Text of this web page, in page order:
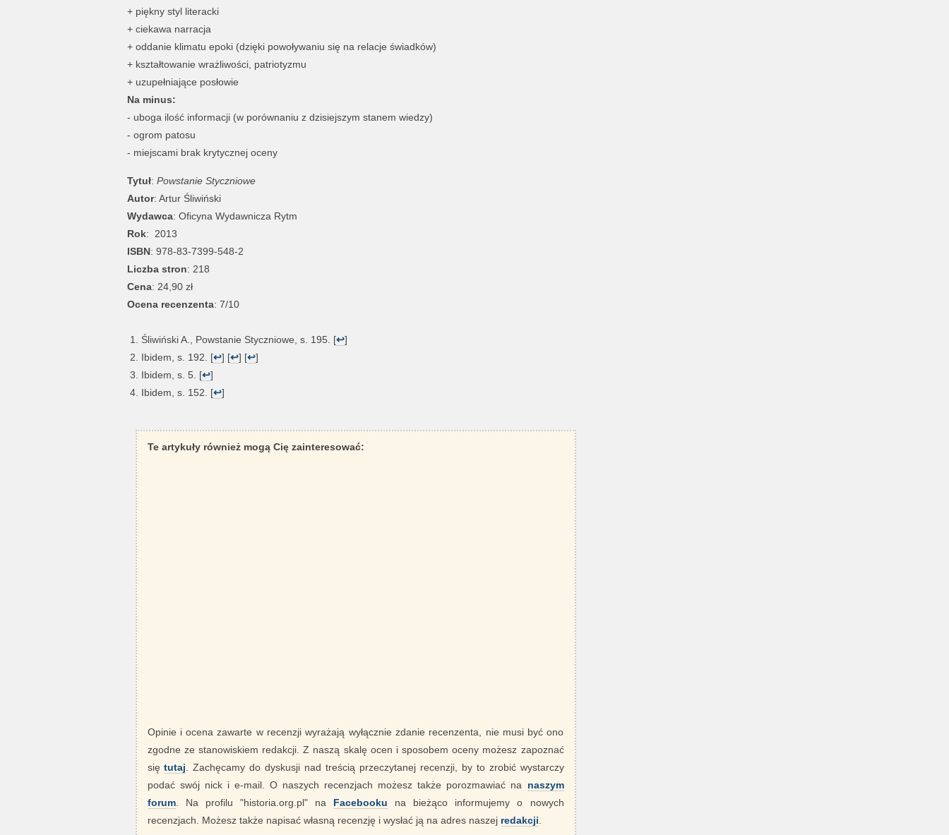
+ piękny styl literacki
+ ciekawa narracja
+ oddanie klimatu epoki (dzięki powoływaniu się na relacje świadków)
+ kształtowanie wrażliwości, patriotyzmu
+ uzupełniające posłowie
Na minus:
- uboga ilość informacji (w porównaniu z dzisiejszym stanem wiedzy)
- ogrom patosu
- miejscami brak krytycznej oceny
Tytuł: Powstanie Styczniowe
Autor: Artur Śliwiński
Wydawca: Oficyna Wydawnicza Rytm
Rok: 2013
ISBN: 978-83-7399-548-2
Liczba stron: 218
Cena: 24,90 zł
Ocena recenzenta: 7/10
Śliwiński A., Powstanie Styczniowe, s. 195. [↩]
Ibidem, s. 192. [↩] [↩] [↩]
Ibidem, s. 5. [↩]
Ibidem, s. 152. [↩]
Te artykuły również mogą Cię zainteresować:
Opinie i ocena zawarte w recenzji wyrażają wyłącznie zdanie recenzenta, nie musi być ono
zgodne ze stanowiskiem redakcji. Z naszą skalę ocen i sposobem oceny możesz zapoznać
siętutaj . Zachęcamy do dyskusji nad treścią przeczytanej recenzji, by to zrobić wystarczy
podać swój nick i e-mail. O naszych recenzjach możesz także porozmawiać na naszym
forum. Na profilu "historia.org.pl" na Facebooku na bieżąco informujemy o nowych
recenzjach. Możesz także napisać własną recenzję i wysłać ją na adres naszej redakcji